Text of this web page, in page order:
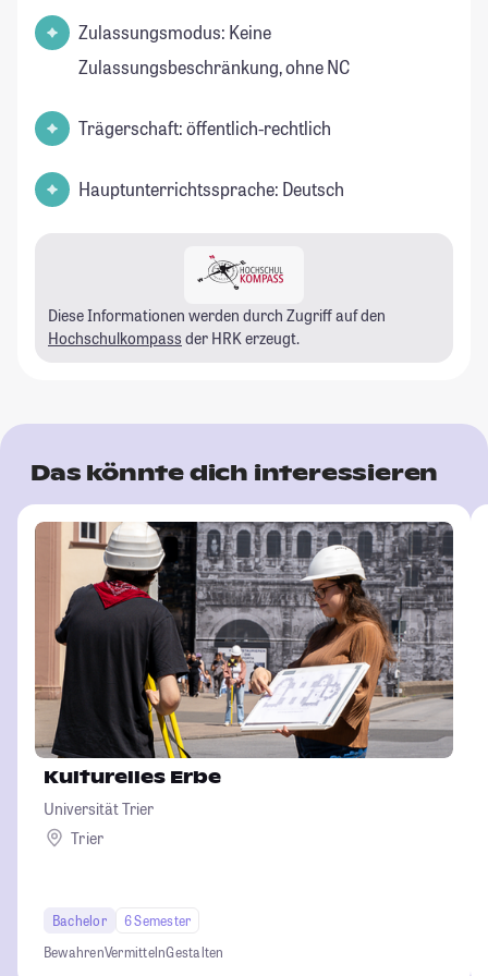
Zulassungsmodus: Keine
Zulassungsbeschränkung, ohne NC
Trägerschaft: öffentlich-rechtlich
Hauptunterrichtssprache: Deutsch
Diese Informationen werden durch Zugriff auf den
Hochschulkompass der HRK erzeugt.
Das könnte dich interessieren
Kulturelles Erbe
Universität Trier
Trier
Bachelor
6 Semester
BewahrenVermittelnGestalten